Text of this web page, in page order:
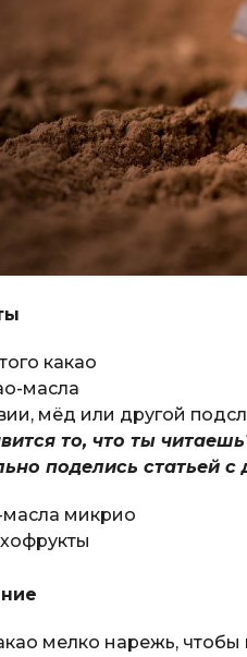
какао
масла
мёд или другой
то, что ты
поделись статьей с
масла микрио
мелко нарежь, чтобы